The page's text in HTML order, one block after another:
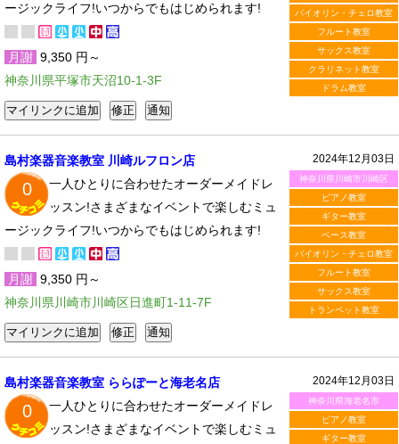
バイオリン・チェロ教室
フルート教室
サックス教室
クラリネット教室
ドラム教室
ージックライフ!いつからでもはじめられます!
月謝 9,350 円～
神奈川県平塚市天沼10-1-3F
2024年12月03日
神奈川県川崎市川崎区
ピアノ教室
ギター教室
ベース教室
バイオリン・チェロ教室
フルート教室
サックス教室
トランペット教室
島村楽器音楽教室 川崎ルフロン店
0
一人ひとりに合わせたオーダーメイドレ
ッスン!さまざまなイベントで楽しむミュ
ージックライフ!いつからでもはじめられます!
月謝 9,350 円～
神奈川県川崎市川崎区日進町1-11-7F
2024年12月03日
神奈川県海老名市
ピアノ教室
ギター教室
島村楽器音楽教室 ららぽーと海老名店
0
一人ひとりに合わせたオーダーメイドレ
ッスン!さまざまなイベントで楽しむミュ